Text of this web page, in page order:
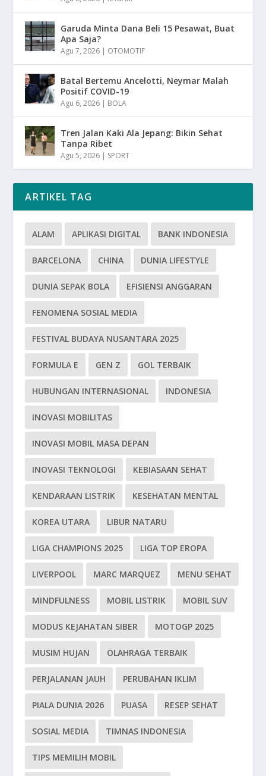
Garuda Minta Dana Beli 15 Pesawat, Buat
Apa Saja?
Agu 7, 2026 | OTOMOTIF
Batal Bertemu Ancelotti, Neymar Malah
Positif COVID-19
Agu 6, 2026 | BOLA
Tren Jalan Kaki Ala Jepang: Bikin Sehat
Tanpa Ribet
Agu 5, 2026 | SPORT
ARTIKEL TAG
ALAM APLIKASI DIGITAL BANK INDONESIA
BARCELONA CHINA DUNIA LIFESTYLE
DUNIA SEPAK BOLA EFISIENSI ANGGARAN
FENOMENA SOSIAL MEDIA
FESTIVAL BUDAYA NUSANTARA 2025
FORMULA E GEN Z GOL TERBAIK
HUBUNGAN INTERNASIONAL INDONESIA
INOVASI MOBILITAS
INOVASI MOBIL MASA DEPAN
INOVASI TEKNOLOGI KEBIASAAN SEHAT
KENDARAAN LISTRIK KESEHATAN MENTAL
KOREA UTARA LIBUR NATARU
LIGA CHAMPIONS 2025 LIGA TOP EROPA
LIVERPOOL MARC MARQUEZ MENU SEHAT
MINDFULNESS MOBIL LISTRIK MOBIL SUV
MODUS KEJAHATAN SIBER MOTOGP 2025
MUSIM HUJAN OLAHRAGA TERBAIK
PERJALANAN JAUH PERUBAHAN IKLIM
PIALA DUNIA 2026 PUASA RESEP SEHAT
SOSIAL MEDIA TIMNAS INDONESIA
TIPS MEMILIH MOBIL